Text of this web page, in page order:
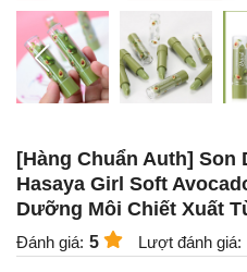
[Hàng Chuẩn Auth]
Hasaya Girl Soft
Dưỡng Môi Chiết Xuất
Đánh giá: 5 Lượt đánh giá: